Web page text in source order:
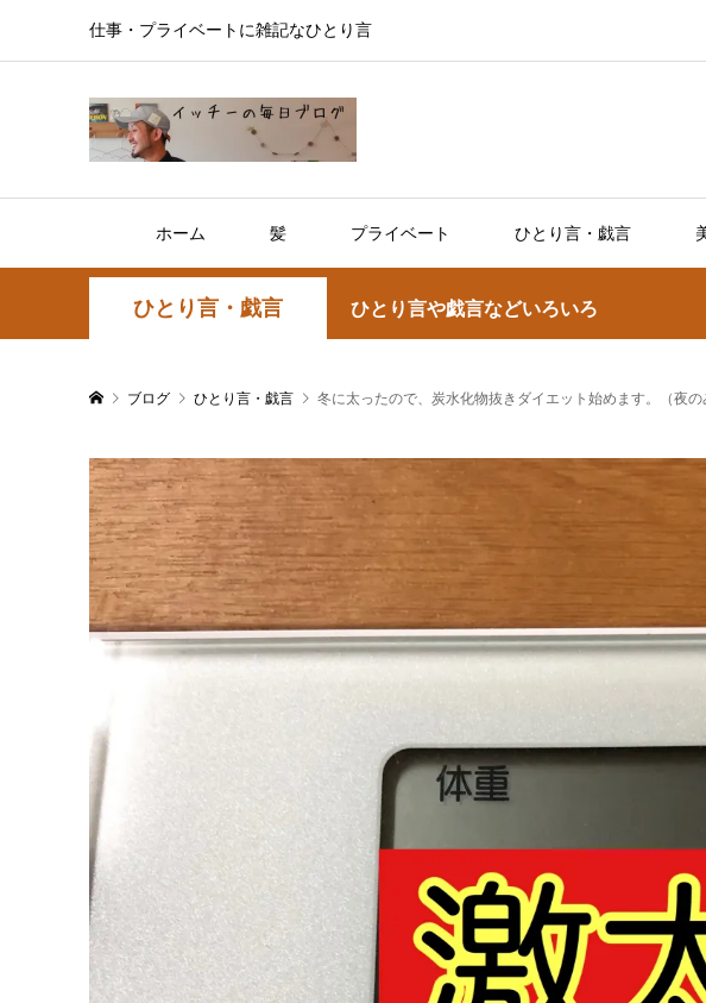
仕事・プライベートに雑記なひとり言
ホーム 髪 プライベート ひとり言・戯言
ひとり言・戯言 ひとり言や戯言などいろいろ
ブログ ひとり言・戯言 冬に太ったので、炭水化物抜きダイエット始めます。（夜の